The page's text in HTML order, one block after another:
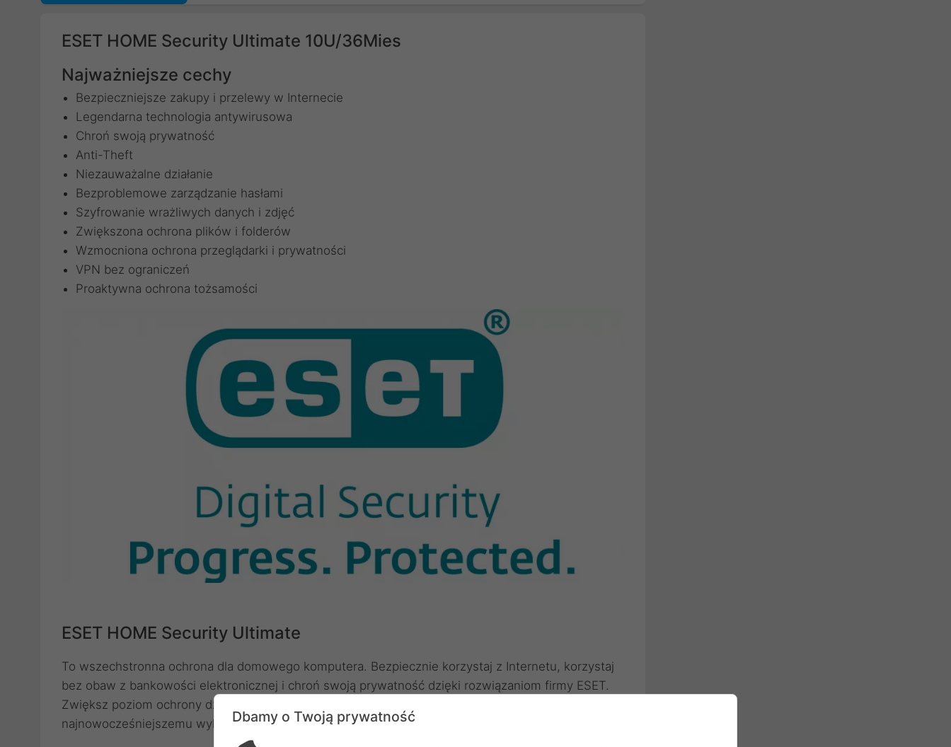
ESET HOME Security Ultimate 10U/36Mies
Najważniejsze cechy
Bezpieczniejsze zakupy i przelewy w Internecie
Legendarna technologia antywirusowa
Chroń swoją prywatność
Anti-Theft
Niezauważalne działanie
Bezproblemowe zarządzanie hasłami
Szyfrowanie wrażliwych danych i zdjęć
Zwiększona ochrona plików i folderów
Wzmocniona ochrona przeglądarki i prywatności
VPN bez ograniczeń
Proaktywna ochrona tożsamości
ESET HOME Security Ultimate
To wszechstronna ochrona dla domowego komputera. Bezpiecznie korzystaj z Internetu, korzystaj
bez obaw z bankowości elektronicznej i chroń swoją prywatność dzięki rozwiązaniom firmy ESET.
Zwiększ poziom ochrony dzięki Menedżerowi haseł, szyfrowaniu wrażliwych plików i
najnowocześniejszemu wykrywaniu zagrożeń.Dbamy o Twoją prywatność